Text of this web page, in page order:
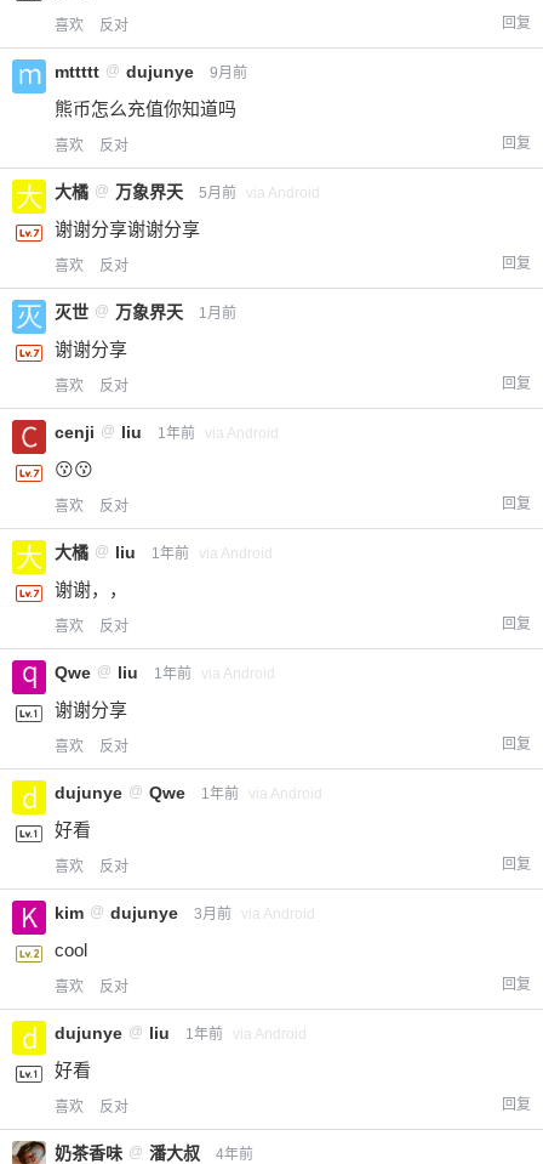
喜欢 反对 回复
mttttt @ dujunye 9月前
熊币怎么充值你知道吗
喜欢 反对 回复
大橘 @ 万象界天 5月前 via Android
谢谢分享谢谢分享
喜欢 反对 回复
灭世 @ 万象界天 1月前
谢谢分享
喜欢 反对 回复
cenji @ liu 1年前 via Android
😗😗
喜欢 反对 回复
大橘 @ liu 1年前 via Android
谢谢，，
喜欢 反对 回复
Qwe @ liu 1年前 via Android
谢谢分享
喜欢 反对 回复
dujunye @ Qwe 1年前 via Android
好看
喜欢 反对 回复
kim @ dujunye 3月前 via Android
cool
喜欢 反对 回复
dujunye @ liu 1年前 via Android
好看
喜欢 反对 回复
奶茶香味 @ 潘大叔 4年前